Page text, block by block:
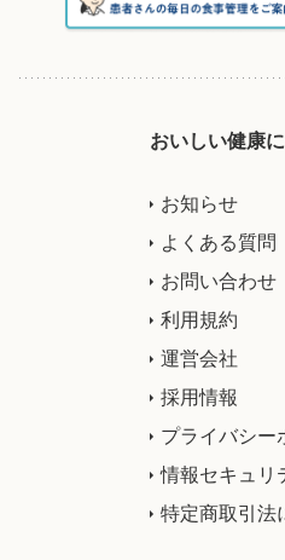
おいしい健康
お知らせ
よくある質問
お問い合わせ
利用規約
運営会社
採用情報
プライバシー
情報セキュリ
特定商取引法